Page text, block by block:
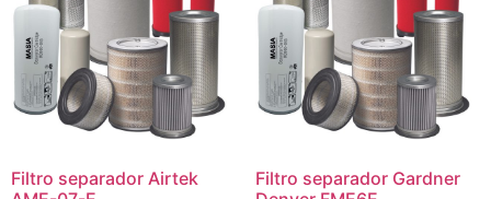
Filtro separador Airtek
Filtro separador Gardner